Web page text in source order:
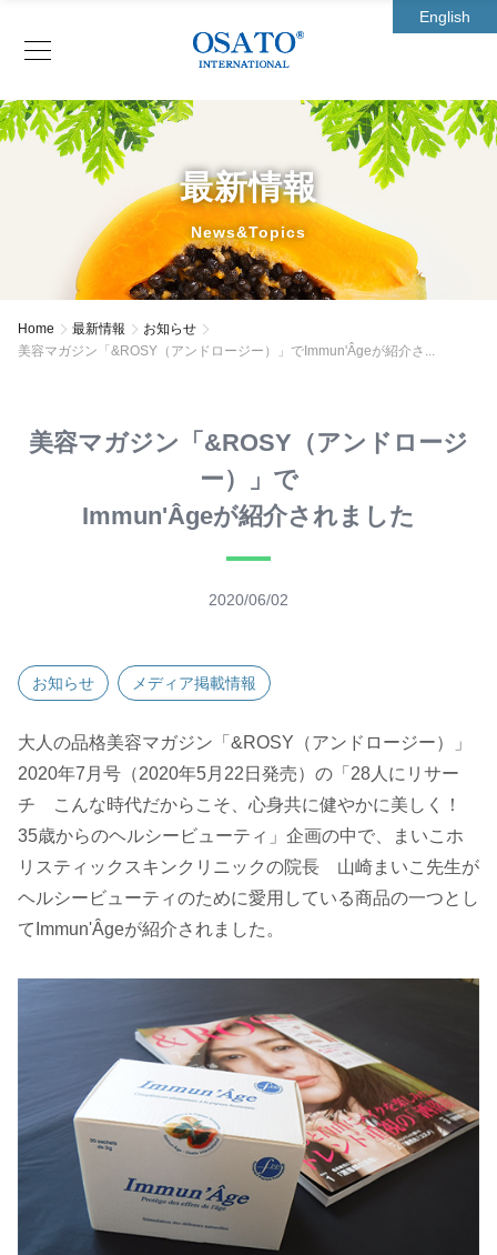
English
最新情報
News&Topics
Home 最新情報
お知らせ
美容マガジン「&ROSY（アンドロージー）」でImmun'Âgeが紹介さ...
美容マガジン「&ROSY（アンドロージ
ー）」で
Immun'Âgeが紹介されました
2020/06/02
お知らせ メディア掲載情報
大人の品格美容マガジン「 &ROSY （アンドロージー）」
2020年7 月号（2020年5月 22 日発売）の「 28 人にリサー
チ こんな時代だからこそ、心身共に健やかに美しく！
35歳からのヘルシービューティ」企画の中で、まいこホ
リスティックスキンクリニックの院長 山崎まいこ先生が
ヘルシービューティのために愛用している商品の一つとし
て Immun'Âgeが紹介されました。